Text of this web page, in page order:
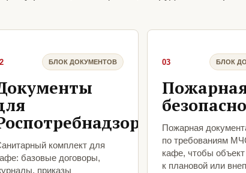
БЛОК ДОКУМЕНТОВ
комплект для
базовые договоры,
приказы
03 БЛОК
Пожарная
по требованиям
кафе, чтобы
к плановой или